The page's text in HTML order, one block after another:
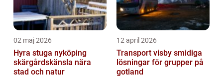
02 maj 2026
Hyra stuga nyköping
skärgårdskänsla nära
stad och natur
12 april 2026
Transport visby smidiga
lösningar för grupper på
gotland